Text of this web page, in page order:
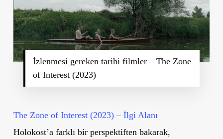
İzlenmesi gereken tarihi filmler – The Zone
of Interest (2023)
The Zone of Interest (2023) – İlgi Alanı
Holokost’a farklı bir perspektiften bakarak,